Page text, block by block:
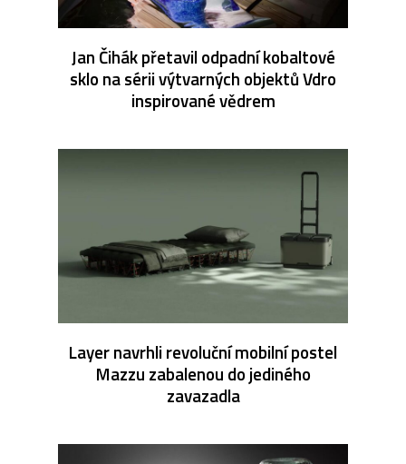
Jan Čihák přetavil odpadní kobaltové
sklo na sérii výtvarných objektů Vdro
inspirované vědrem
Layer navrhli revoluční mobilní postel
Mazzu zabalenou do jediného
zavazadla